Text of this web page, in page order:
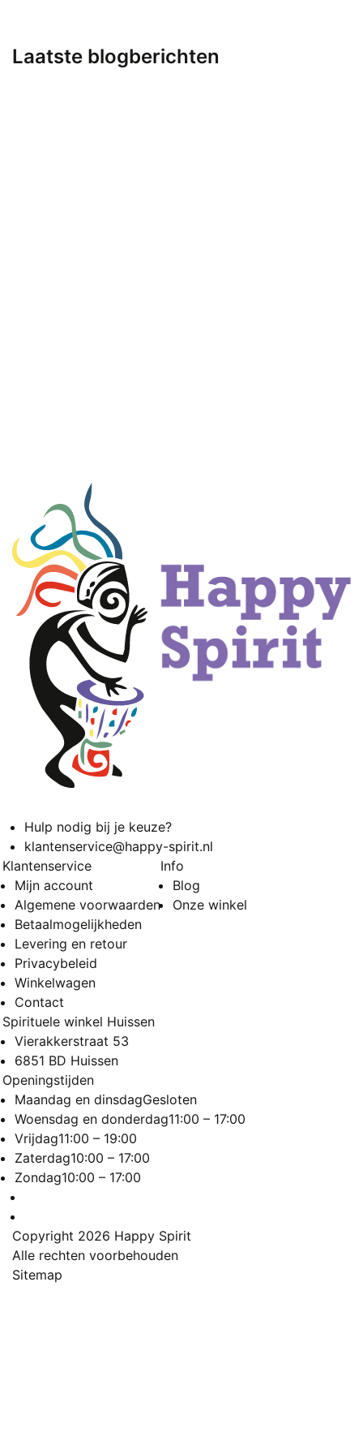
Laatste blogberichten
Hulp nodig bij je keuze?
klantenservice@happy-spirit.nl
Klantenservice
Mijn account
Algemene voorwaarden
Betaalmogelijkheden
Levering en retour
Privacybeleid
Winkelwagen
Contact
Info
Blog
Onze winkel
Spirituele winkel Huissen
Vierakkerstraat 53
6851 BD Huissen
Openingstijden
Maandag en dinsdagGesloten
Woensdag en donderdag11:00 – 17:00
Vrijdag11:00 – 19:00
Zaterdag10:00 – 17:00
Zondag10:00 – 17:00
Copyright 2026 Happy Spirit
Alle rechten voorbehouden
Sitemap